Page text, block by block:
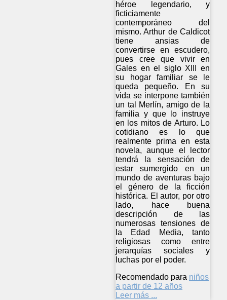
héroe legendario, y
ficticiamente
contemporáneo del
mismo. Arthur de Caldicot
tiene ansias de
convertirse en escudero,
pues cree que vivir en
Gales en el siglo XIII en
su hogar familiar se le
queda pequeño. En su
vida se interpone también
un tal Merlín, amigo de la
familia y que lo instruye
en los mitos de Arturo. Lo
cotidiano es lo que
realmente prima en esta
novela, aunque el lector
tendrá la sensación de
estar sumergido en un
mundo de aventuras bajo
el género de la ficción
histórica. El autor, por otro
lado, hace buena
descripción de las
numerosas tensiones de
la Edad Media, tanto
religiosas como entre
jerarquías sociales y
luchas por el poder.
Recomendado para niños
a partir de 12 años
Leer más ...